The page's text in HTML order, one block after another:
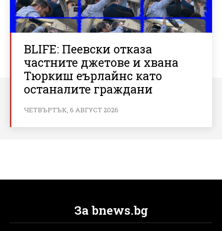
BLIFE: Пеевски отказа
частните джетове и хвана
Тюркиш еърлайнс като
останалите граждани
ЧЕТВЪРТЪК, 6 АВГУСТ 2026
За bnews.bg